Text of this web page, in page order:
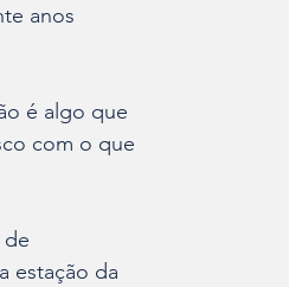
anos
é algo que
com o que
de
estação da